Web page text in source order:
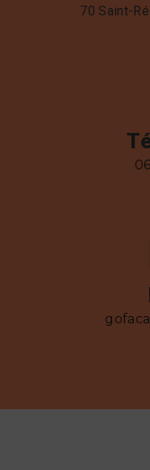
70 Saint-